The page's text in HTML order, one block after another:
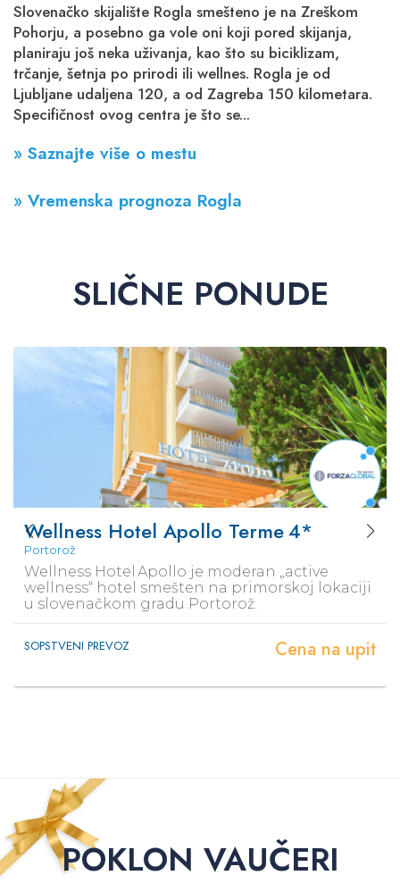
Slovenačko skijalište Rogla smešteno je na Zreškom
Pohorju, a posebno ga vole oni koji pored skijanja,
planiraju još neka uživanja, kao što su biciklizam,
trčanje, šetnja po prirodi ili wellnes. Rogla je od
Ljubljane udaljena 120, a od Zagreba 150 kilometara.
Specifičnost ovog centra je što se...
» Saznajte više o mestu
» Vremenska prognoza Rogla
SLIČNE PONUDE
Wellness Hotel Apollo Terme4*
Portorož
Wellness Hotel Apollo je moderan „active
wellness“ hotel smešten na primorskoj lokaciji
u slovenačkom gradu Portorož.
SOPSTVENI PREVOZ Cena na upit
POKLON VAUČERI